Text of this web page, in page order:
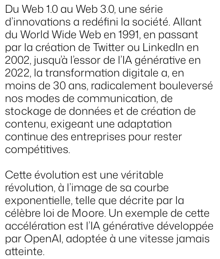
Du Web 1.0 au Web 3.0, une série
d’innovations a redéfini la société. Allant
du World Wide Web en 1991, en passant
par la création de Twitter ou LinkedIn en
2002, jusqu’à l’essor de l’IA générative en
2022, la transformation digitale a, en
moins de 30 ans, radicalement bouleversé
nos modes de communication, de
stockage de données et de création de
contenu, exigeant une adaptation
continue des entreprises pour rester
compétitives.
Cette évolution est une véritable
révolution, à l’image de sa courbe
exponentielle, telle que décrite par la
célèbre loi de Moore. Un exemple de cette
accélération est l’IA générative développée
par OpenAI, adoptée à une vitesse jamais
atteinte.